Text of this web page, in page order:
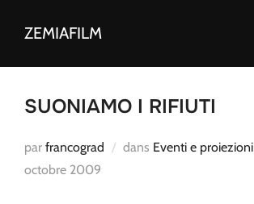
ZEMIAFILM
SUONIAMO I RIFIUTI
par francograd dans Eventi e proiezioni
octobre 2009